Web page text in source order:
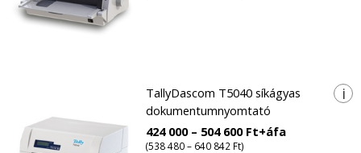
i
TallyDascom T5040 síkágyas
dokumentumnyomtató
424 000 – 504 600 Ft+áfa
(538 480 – 640 842 Ft)